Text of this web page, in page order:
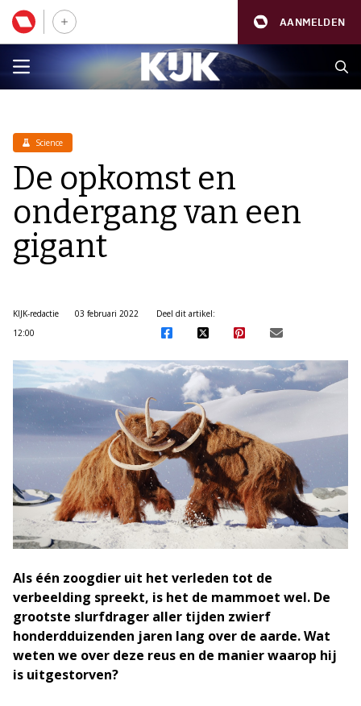
AANMELDEN
Science
De opkomst en
ondergang van een
gigant
KIJK-redactie
03 februari 2022
12:00
Deel dit artikel:
Als één zoogdier uit het verleden tot de
verbeelding spreekt, is het de mammoet wel. De
grootste slurfdrager aller tijden zwierf
honderdduizenden jaren lang over de aarde. Wat
weten we over deze reus en de manier waarop hij
is uitgestorven?